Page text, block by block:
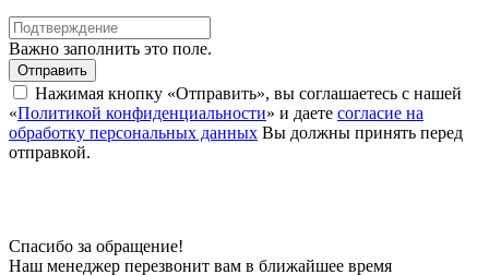
Важно заполнить это поле.
Отправить
Нажимая кнопку «Отправить», вы соглашаетесь с нашей
«Политикой конфиденциальности» и даете согласие на
обработку персональных данных Вы должны принять перед
отправкой.
Спасибо за обращение!
Наш менеджер перезвонит вам в ближайшее время